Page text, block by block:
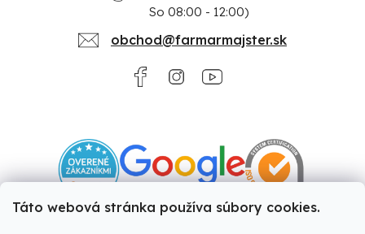
Táto webová stránka používa súbory cookies.
So 08:00 - 12:00)
obchod@farmarmajster.sk